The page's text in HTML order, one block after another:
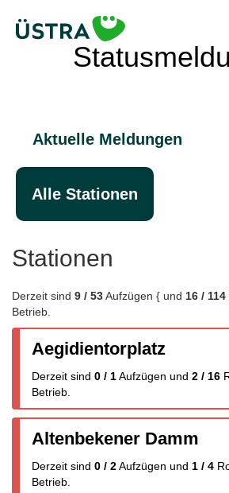
Aktuelle Meldungen
Alle Stationen
Stationen
Derzeit sind 9 / 53Aufzügen { und 16 / 114
Betrieb.
Aegidientorplatz
Derzeit sind 0 / 1Aufzügen und 2 / 16
Betrieb.
Altenbekener Damm
Derzeit sind 0 / 2Aufzügen und 1 / 4
Betrieb.